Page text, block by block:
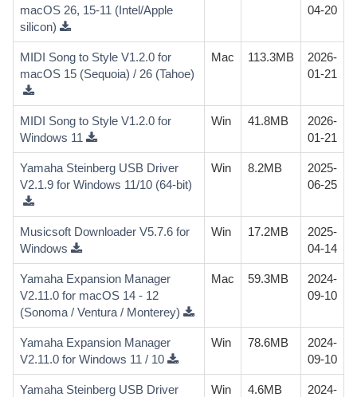
macOS 26, 15-11 (Intel/Apple
silicon)
04-20
MIDI Song to Style V1.2.0 for
macOS 15 (Sequoia) / 26 (Tahoe)
Mac 113.3MB
2026-
01-21
MIDI Song to Style V1.2.0 for
Windows 11
Win 41.8MB
2026-
01-21
Yamaha Steinberg USB Driver
V2.1.9 for Windows 11/10 (64-bit)
Win 8.2MB
2025-
06-25
Musicsoft Downloader V5.7.6 for
Windows
Win 17.2MB
2025-
04-14
Yamaha Expansion Manager
V2.11.0 for macOS 14 - 12
(Sonoma / Ventura / Monterey)
Mac 59.3MB
2024-
09-10
Yamaha Expansion Manager
V2.11.0 for Windows 11 / 10
Win 78.6MB
2024-
09-10
Yamaha Steinberg USB Driver
Win 4.6MB
2024-